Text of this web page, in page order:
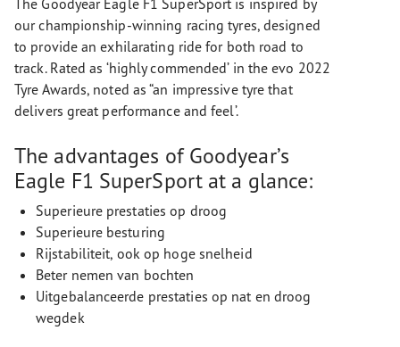
The Goodyear Eagle F1 SuperSport is inspired by
our championship-winning racing tyres, designed
to provide an exhilarating ride for both road to
track. Rated as ‘highly commended’ in the evo 2022
Tyre Awards, noted as “an impressive tyre that
delivers great performance and feel’.
The advantages of Goodyear’s
Eagle F1 SuperSport at a glance:
Superieure prestaties op droog
Superieure besturing
Rijstabiliteit, ook op hoge snelheid
Beter nemen van bochten
Uitgebalanceerde prestaties op nat en droog
wegdek